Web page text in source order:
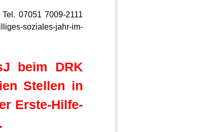
07051 7009-2111
soziales-jahr-im-
beim DRK
Stellen in
Erste-Hilfe-